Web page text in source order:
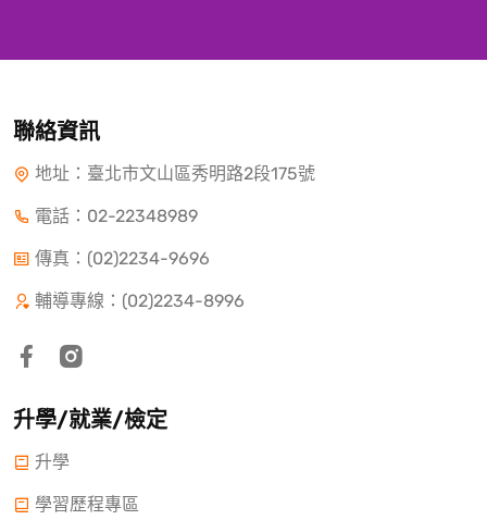
聯絡資訊
地址：臺北市文山區秀明路2段175號
電話： 02-22348989
傳真：(02)2234-9696
輔導專線：(02)2234-8996
升學/就業/檢定
升學
學習歷程專區